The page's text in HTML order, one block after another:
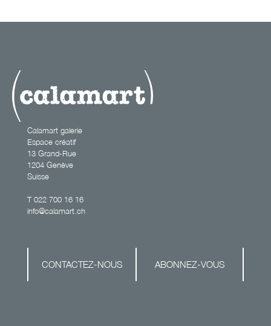
Errico
Calamart galerie
Espace créatif
13 Grand-Rue
1204 Genève
Suisse
T 022 700 16 16
info@calamart.ch
CONTACTEZ-NOUS ABONNEZ-VOUS